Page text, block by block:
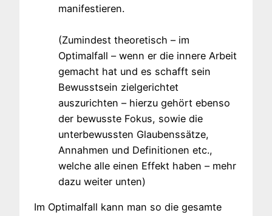
manifestieren.
(Zumindest theoretisch – im
Optimalfall – wenn er die innere Arbeit
gemacht hat und es schafft sein
Bewusstsein zielgerichtet
auszurichten – hierzu gehört ebenso
der bewusste Fokus, sowie die
unterbewussten Glaubenssätze,
Annahmen und Definitionen etc.,
welche alle einen Effekt haben – mehr
dazu weiter unten)
Im Optimalfall kann man so die gesamte